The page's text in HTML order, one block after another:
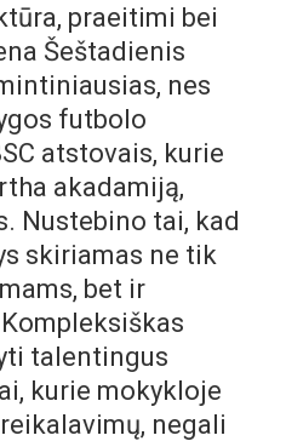
praeitimi bei
Šeštadienis
nes
futbolo
atstovais, kurie
akadamiją,
Nustebino tai, kad
skiriamas ne tik
bet ir
talentingus
kurie mokykloje
negali